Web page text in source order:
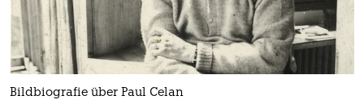
Bildbiografie über Paul Celan